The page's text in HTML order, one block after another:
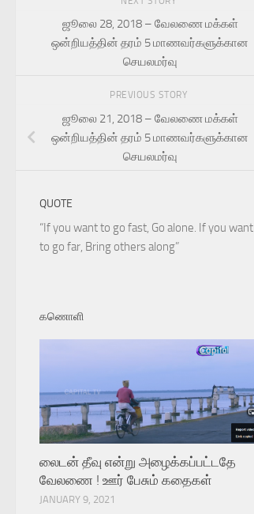
ஜூலை 28, 2018 – வேலணை மக்கள்
ஒன்றியத்தின் தரம் 5 மாணவர்களுக்கான
செயலமர்வு
PREVIOUS STORY
ஜூலை 21, 2018 – வேலணை மக்கள்
ஒன்றியத்தின் தரம் 5 மாணவர்களுக்கான
செயலமர்வு
QUOTE
“If you want to go fast, Go alone. If you want
to go far, Bring others along”
கணொளி
லைடன் தீவு என்று அழைக்கப்பட்டதே
வேலணை ! ஊர் பேசும் கதைகள்
JANUARY 9, 2021